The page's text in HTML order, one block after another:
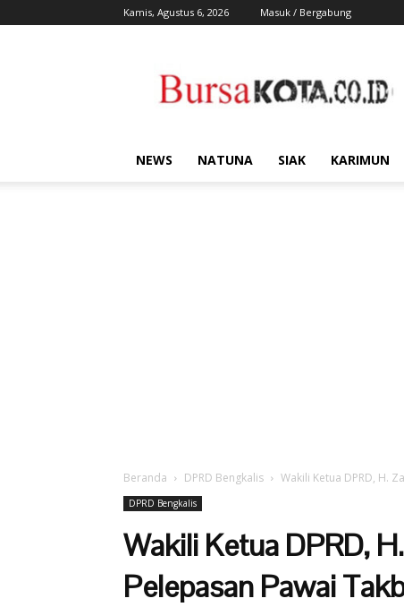
Kamis, Agustus 6, 2026 Masuk / Bergabung
Kota
NEWS NATUNA SIAK KARIMUN
Beranda DPRD Bengkalis Wakili Ketua DPRD, H.
DPRD Bengkalis
Wakili Ketua DPRD,
Pelepasan Pawai